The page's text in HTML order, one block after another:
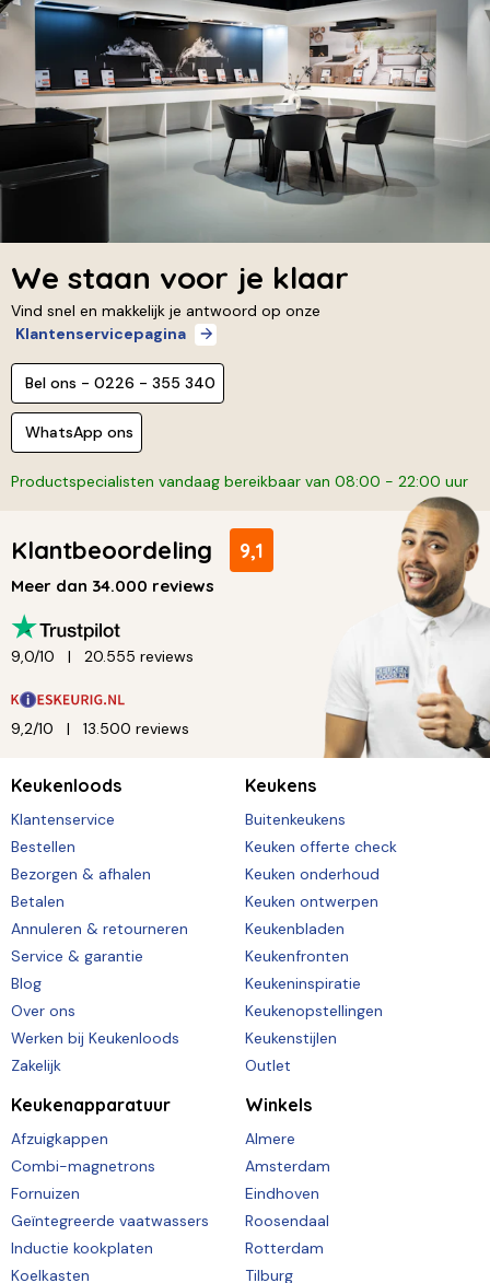
We staan voor je klaar
Vind snel en makkelijk je antwoord op onze
Klantenservicepagina
Bel ons - 0226 - 355 340
WhatsApp ons
Productspecialisten vandaag bereikbaar van 08:00 - 22:00 uur
Klantbeoordeling 9,1
Meer dan 34.000 reviews
9,0/10 20.555 reviews
9,2/10 13.500 reviews
Keukenloods
Klantenservice
Bestellen
Bezorgen & afhalen
Betalen
Annuleren & retourneren
Service & garantie
Blog
Over ons
Werken bij Keukenloods
Zakelijk
Keukens
Buitenkeukens
Keuken offerte check
Keuken onderhoud
Keuken ontwerpen
Keukenbladen
Keukenfronten
Keukeninspiratie
Keukenopstellingen
Keukenstijlen
Outlet
Keukenapparatuur
Afzuigkappen
Combi-magnetrons
Fornuizen
Geïntegreerde vaatwassers
Inductie kookplaten
Koelkasten
Winkels
Almere
Amsterdam
Eindhoven
Roosendaal
Rotterdam
Tilburg